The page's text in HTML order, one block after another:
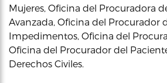
Mujeres, Oficina del Procuradora
Avanzada, Oficina del Procurador
Impedimentos, Oficina del
Oficina del Procurador del
Derechos Civiles.